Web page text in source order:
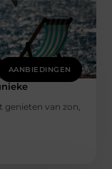
AANBIEDINGEN
genieten van zon,